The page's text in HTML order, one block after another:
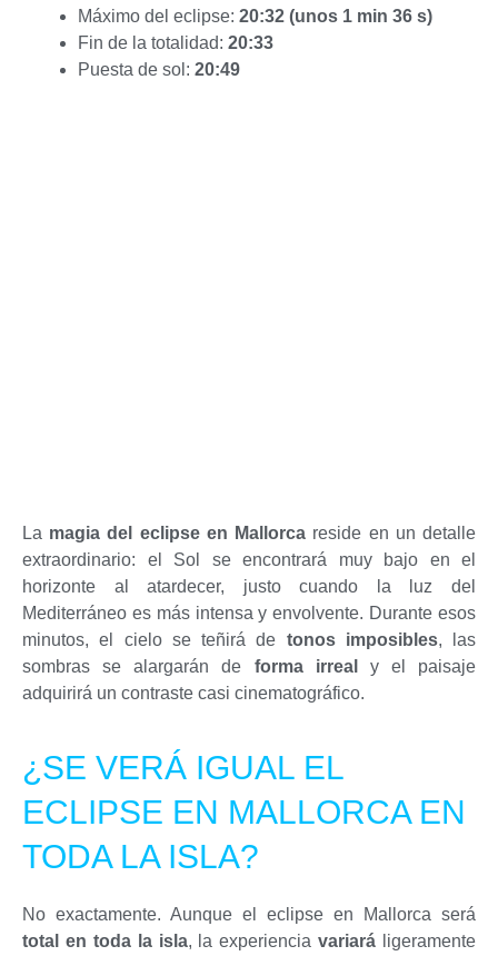
Máximo del eclipse: 20:32 (unos 1 min 36 s)
Fin de la totalidad: 20:33
Puesta de sol: 20:49
La magia del eclipse en Mallorca reside en un detalle
extraordinario: el Sol se encontrará muy bajo en el
horizonte al atardecer, justo cuando la luz del
Mediterráneo es más intensa y envolvente. Durante esos
minutos, el cielo se teñirá de tonos imposibles, las
sombras se alargarán de forma irreal
y el paisaje
adquirirá un contraste casi cinematográfico.
¿SE VERÁ IGUAL EL
ECLIPSE EN MALLORCA EN
TODA LA ISLA?
No exactamente. Aunque el eclipse en Mallorca será
total en toda la isla, la experienciavariará ligeramente